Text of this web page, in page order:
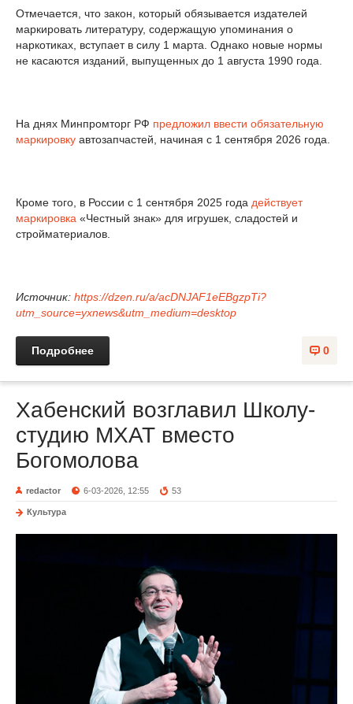
Отмечается, что закон, который обязывается издателей
маркировать литературу, содержащую упоминания о
наркотиках, вступает в силу 1 марта. Однако новые нормы
не касаются изданий, выпущенных до 1 августа 1990 года.
На днях Минпромторг РФ предложил ввести обязательную
маркировку автозапчастей, начиная с 1 сентября 2026 года.
Кроме того, в России с 1 сентября 2025 года действует
маркировка «Честный знак» для игрушек, сладостей и
стройматериалов.
Источник: https://dzen.ru/a/acDNJAF1eEBgzpTi?
utm_source=yxnews&utm_medium=desktop
0
Подробнее
Хабенский возглавил Школу-
студию МХАТ вместо
Богомолова
redactor 6-03-2026, 12:55 53
Культура